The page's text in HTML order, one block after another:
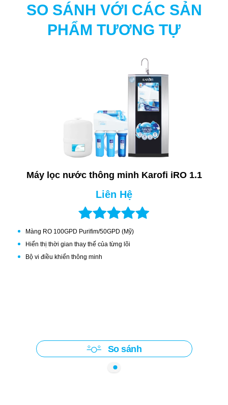
SO SÁNH VỚI CÁC SẢN
PHẨM TƯƠNG TỰ
Máy lọc nước thông minh Karofi iRO 1.1
Liên Hệ
Màng RO 100GPD Purifim/50GPD (Mỹ)
Hiển thị thời gian thay thế của từng lõi
Bộ vi điều khiển thông minh
So sánh